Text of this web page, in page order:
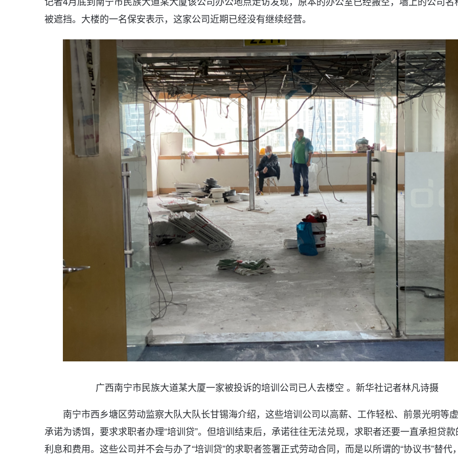
被遮挡。大楼的一名保安表示，这家公司近期已经没有继续经营。
广西南宁市民族大道某大厦一家被投诉的培训公司已人去楼空 。新华社记者林凡诗摄
南宁市西乡塘区劳动监察大队大队长甘锡海介绍，这些培训公司以高薪、工作轻松、前景光明等
承诺为诱饵，要求求职者办理“培训贷”。但培训结束后，承诺往往无法兑现，求职者还要一直承担贷款
利息和费用。这些公司并不会与办了“培训贷”的求职者签署正式劳动合同，而是以所谓的“协议书”替代